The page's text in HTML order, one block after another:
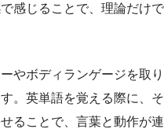
感じることで、理論だけで
やボディランゲージを取り
。英単語を覚える際に、そ
ることで、言葉と動作が連